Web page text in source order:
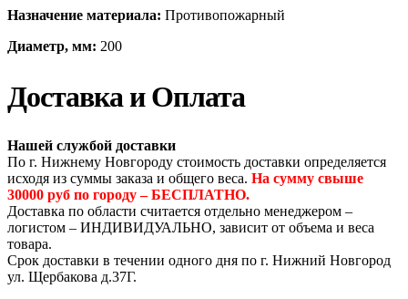
Назначение материала: Противопожарный
Диаметр, мм: 200
Доставка и Оплата
Нашей службой доставки
По г. Нижнему Новгороду стоимость доставки определяется
исходя из суммы заказа и общего веса. На сумму свыше
30000 руб по городу – БЕСПЛАТНО.
Доставка по области считается отдельно менеджером –
логистом – ИНДИВИДУАЛЬНО, зависит от объема и веса
товара.
Срок доставки в течении одного дня по г. Нижний Новгород
ул. Щербакова д.37Г.